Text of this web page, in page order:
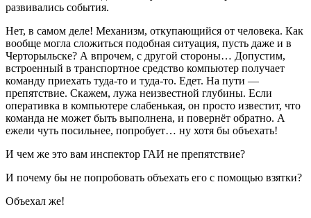
развивались события.
Нет, в самом деле! Механизм, откупающийся от человека. Как
вообще могла сложиться подобная ситуация, пусть даже и в
Черторыльске? А впрочем, с другой стороны… Допустим,
встроенный в транспортное средство компьютер получает
команду приехать туда-то и туда-то. Едет. На пути —
препятствие. Скажем, лужа неизвестной глубины. Если
оперативка в компьютере слабенькая, он просто известит, что
команда не может быть выполнена, и повернёт обратно. А
ежели чуть посильнее, попробует… ну хотя бы объехать!
И чем же это вам инспектор ГАИ не препятствие?
И почему бы не попробовать объехать его с помощью взятки?
Объехал же!